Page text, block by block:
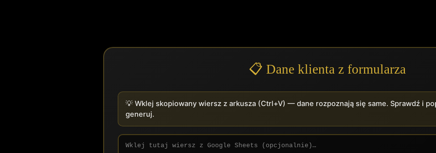
📋 Dane klienta z formularza
💡 Wklej skopiowany wiersz z arkusza (Ctrl+V) — dane rozpoznają się same. Sprawdź i
generuj.